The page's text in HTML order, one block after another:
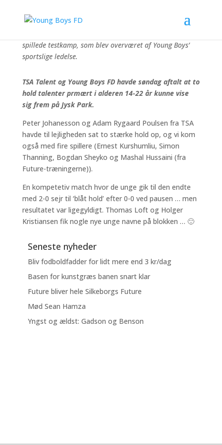
Legendariske Peter Johanesson i bunden af billedet
spillede testkamp, som blev overværet af Young Boys’
sportslige ledelse.
TSA Talent og Young Boys FD havde søndag aftalt at to
hold talenter prmært i alderen 14-22 år kunne vise
sig frem på Jysk Park.
Peter Johanesson og Adam Rygaard Poulsen fra TSA
havde til lejligheden sat to stærke hold op, og vi kom
også med fire spillere (Ernest Kurshumliu, Simon
Thanning, Bogdan Sheyko og Mashal Hussaini (fra
Future-træningerne)).
En kompetetiv match hvor de unge gik til den endte
med 2-0 sejr til ‘blåt hold’ efter 0-0 ved pausen … men
resultatet var ligegyldigt. Thomas Loft og Holger
Kristiansen fik nogle nye unge navne på blokken … 🙂
Seneste nyheder
Bliv fodboldfadder for lidt mere end 3 kr/dag
Basen for kunstgræs banen snart klar
Future bliver hele Silkeborgs Future
Mød Sean Hamza
Yngst og ældst: Gadson og Benson